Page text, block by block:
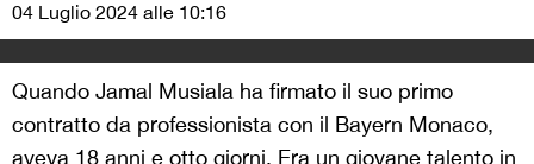
04 Luglio 2024 alle 10:16
Quando Jamal Musiala ha firmato il suo primo
contratto da professionista con il Bayern Monaco,
aveva 18 anni e otto giorni. Era un giovane talento in